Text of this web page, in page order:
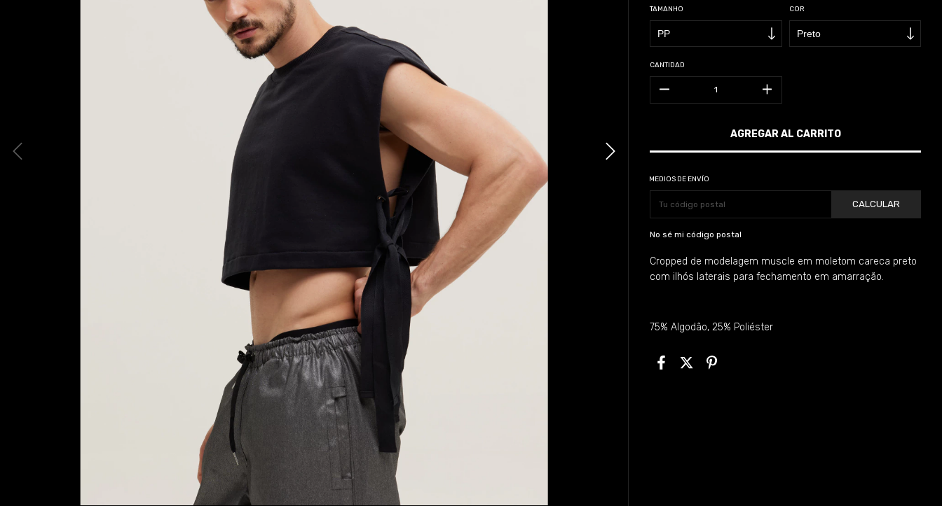
TAMANHO COR
CANTIDAD
MEDIOS DE ENVÍO
CALCULAR
No sé mi código postal
Cropped de modelagem muscle em moletom careca preto
com ilhós laterais para fechamento em amarração.
75% Algodão, 25% Poliéster